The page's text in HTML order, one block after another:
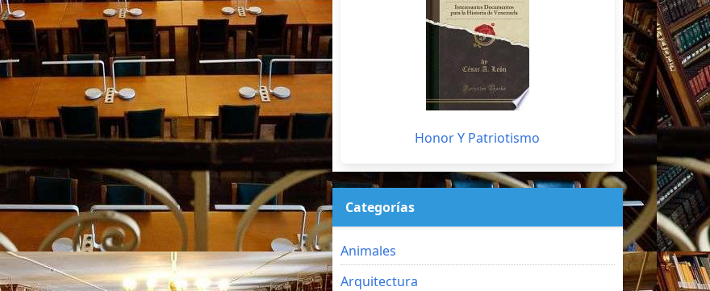
Honor Y Patriotismo
Categorías
Animales
Arquitectura